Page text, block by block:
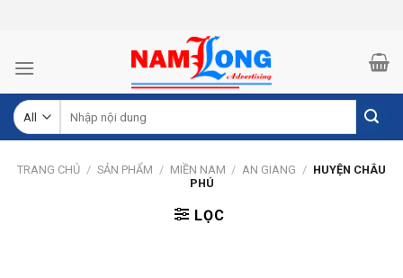
kiếm:
TRANG CHỦ / SẢN PHẨM / MIỀN NAM / AN GIANG / HUYỆN CHÂU
PHÚ
LỌC